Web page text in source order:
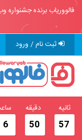
فالووریاب برنده جشنواره وب ۹۷ ، ۹۸ و
ثبت نام / ورود
57
ثانیه
50
دقیقه
6